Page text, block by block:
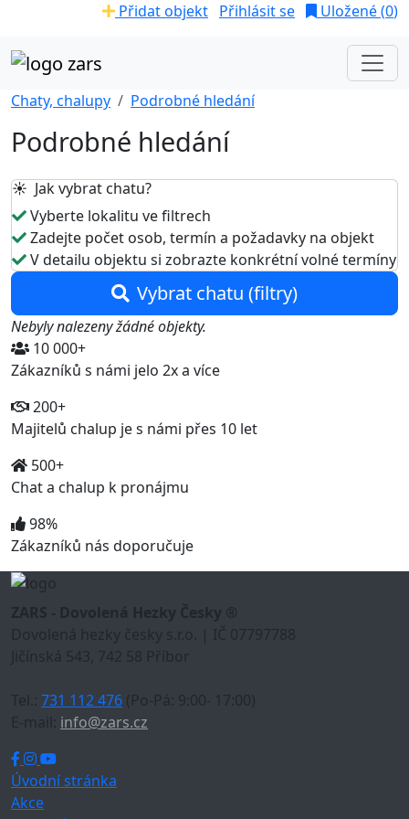
Přidat objekt Přihlásit se Uložené (0)
Chaty, chalupy Podrobné hledání
Podrobné hledání
☀️ Jak vybrat chatu?
Vyberte lokalitu ve filtrech
Zadejte počet osob, termín a požadavky na objekt
V detailu objektu si zobrazte konkrétní volné termíny
Vybrat chatu (filtry)
Nebyly nalezeny žádné objekty.
10 000+
Zákazníků s námi jelo 2x a více
200+
Majitelů chalup je s námi přes 10 let
500+
Chat a chalup k pronájmu
98%
Zákazníků nás doporučuje
ZARS - Dovolená Hezky Česky ®
Dovolená hezky česky s.r.o. | IČ 07797788
Jičínská 543, 742 58 Příbor
Tel.: 731 112 476 (Po-Pá: 9:00- 17:00)
E-mail: info@zars.cz
Úvodní stránka
Akce